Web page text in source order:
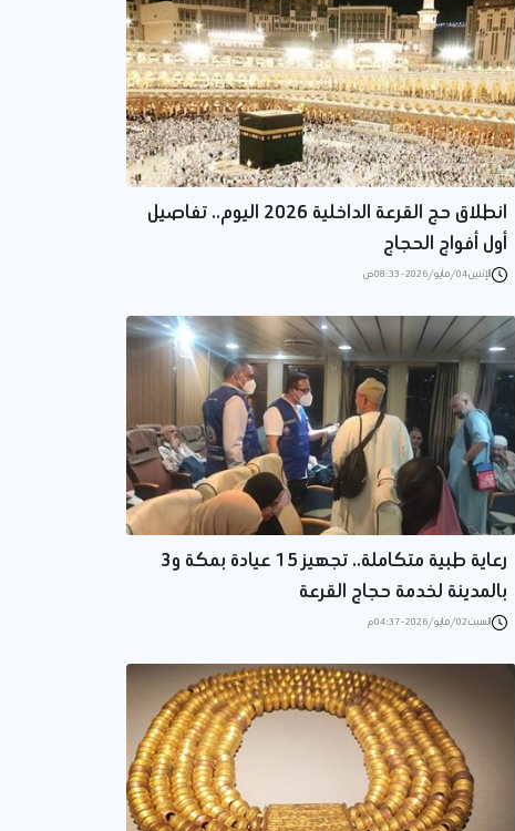
انطلاق حج القرعة الداخلية 2026 اليوم.. تفاصيل
أول أفواج الحجاج
الإثنين 04/مايو/2026 - 08:33 ص
رعاية طبية متكاملة.. تجهيز 15 عيادة بمكة و3
بالمدينة لخدمة حجاج القرعة
السبت 02/مايو/2026 - 04:37 م